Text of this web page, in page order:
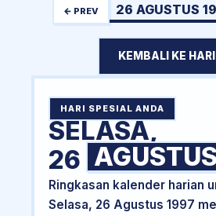
← PREV 26 AGUSTUS
KEMBALI KE HARI
HARI SPESIAL ANDA
SELASA,
26 AGUSTUS
Ringkasan kalender harian
Selasa, 26 Agustus 1997